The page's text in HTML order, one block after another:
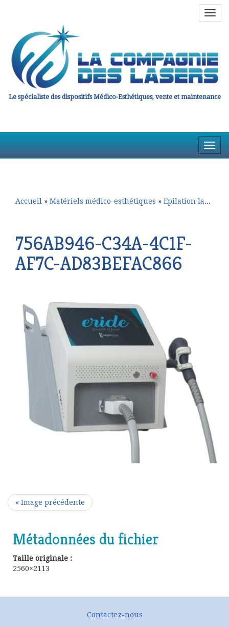
Le spécialiste des dispositifs Médico-Esthétiques, vente et maintenance
la
en
Accueil » Matériels médico-esthétiques » Epilation laser
756AB946-C34A-4C1F-
AF7C-AD83BEFAC866
« Image précédente
Métadonnées du fichier
Taille originale :
2560×2113
Contactez-nous